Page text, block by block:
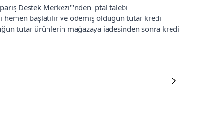
Destek Merkezi"'nden iptal talebi
başlatılır ve ödemiş olduğun tutar kredi
tutar ürünlerin mağazaya iadesinden sonra kredi